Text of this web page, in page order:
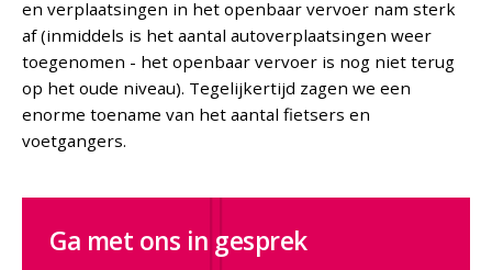
en verplaatsingen in het openbaar vervoer nam sterk
af (inmiddels is het aantal autoverplaatsingen weer
toegenomen - het openbaar vervoer is nog niet terug
op het oude niveau). Tegelijkertijd zagen we een
enorme toename van het aantal fietsers en
voetgangers.
Ga met ons in gesprek